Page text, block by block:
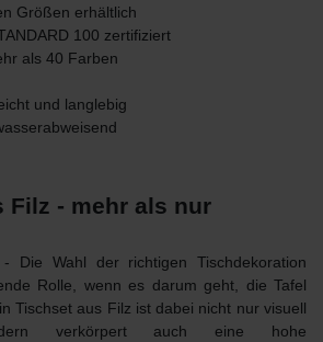
Größen erhältlich
100 zertifiziert
als 40 Farben
und langlebig
Filz - mehr als nur
- Die Wahl der richtigen Tischdekoration
Rolle, wenn es darum geht, die Tafel
Tischset aus Filz ist dabei nicht nur visuell
verkörpert auch eine hohe